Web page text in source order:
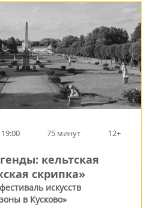
19:00 75 минут 12+
кельтская
скрипка»
искусств
в Кусково»